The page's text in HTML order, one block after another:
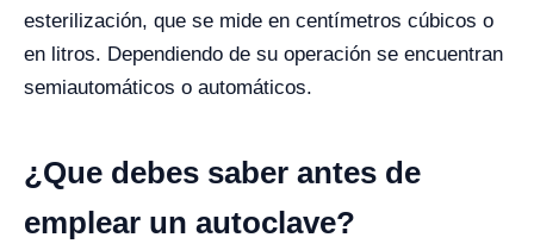
esterilización, que se mide en centímetros cúbicos o
en litros. Dependiendo de su operación se encuentran
semiautomáticos o automáticos.
¿Que debes saber antes de
emplear un autoclave?